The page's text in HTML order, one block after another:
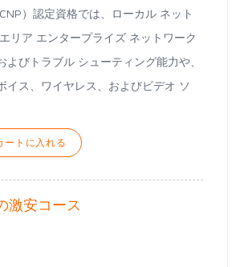
）認定資格では、ローカル ネット
リア エンタープライズ ネットワーク
よびトラブル シューティング能力や、
イス、ワイヤレス、およびビデオ ソ
ートに入れる
激安コース